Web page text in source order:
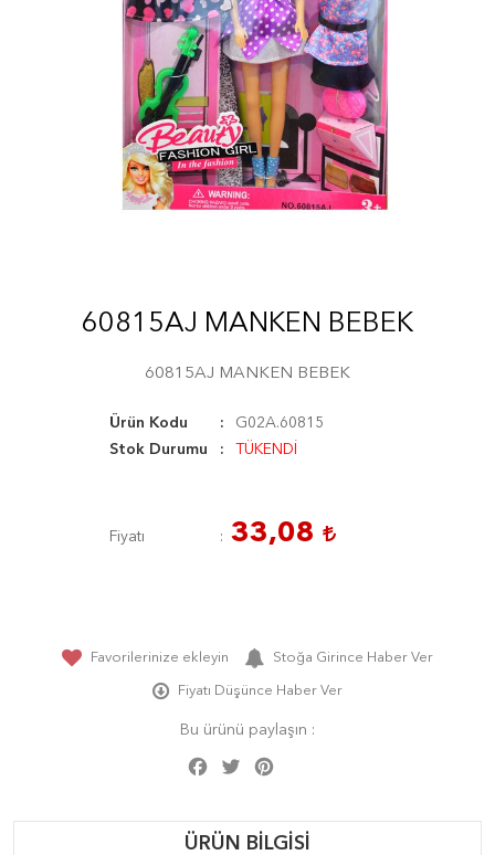
60815AJ MANKEN BEBEK
60815AJ MANKEN BEBEK
Ürün Kodu
G02A.60815
Stok Durumu
TÜKENDİ
Fiyatı 33,08
Favorilerinize ekleyin Stoğa Girince Haber Ver
Fiyatı Düşünce Haber Ver
Bu ürünü paylaşın :
Facebook
Twitter
ÜRÜN BILGISI